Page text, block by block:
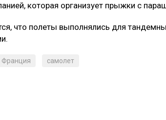
которая организует прыжки с
что полеты выполнялись для
Франция самолет